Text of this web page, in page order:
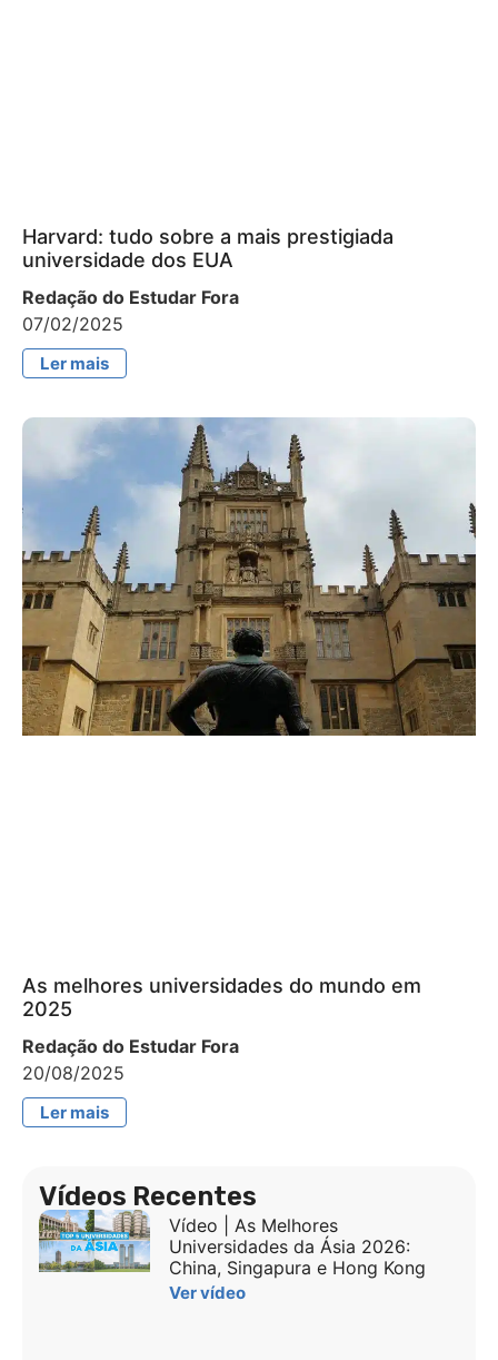
Harvard: tudo sobre a mais prestigiada
universidade dos EUA
Redação do Estudar Fora
07/02/2025
Ler mais
As melhores universidades do mundo em
2025
Redação do Estudar Fora
20/08/2025
Ler mais
Vídeos Recentes
Vídeo | As Melhores
Universidades da Ásia 2026:
China, Singapura e Hong Kong
Ver vídeo